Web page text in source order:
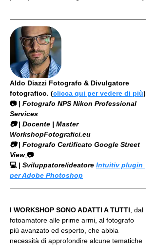
Aldo Diazzi Fotografo & Divulgatore
fotografico. (clicca qui per vedere di più)
📷 | Fotografo NPS Nikon Professional
Services
​📷 | Docente | Master
WorkshopFotografici.eu
📷 | Fotografo Certificato Google Street
View 📷
💻 | Sviluppatore/ideatore Intuitiv plugin
per Adobe Photoshop
I WORKSHOP SONO ADATTI A TUTTI , dal
fotoamatore alle prime armi, al fotografo
più avanzato ed esperto, che abbia
necessità di approfondire alcune tematiche